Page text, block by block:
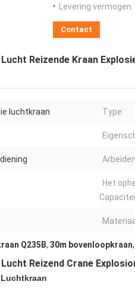
Levering vermogen:
Contact
Reizende Kraan
luchtkraan Type:
Het
Q235B, 30m bovenloopkraan,
Reizend Crane